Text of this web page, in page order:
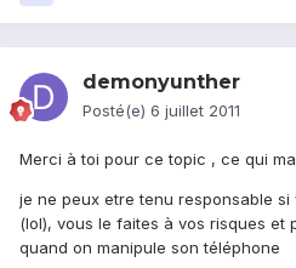
demonyunther
Posté(e) 6 juillet 2011
Merci à toi pour ce topic , ce qui
je ne peux etre tenu responsable
(lol), vous le faites à vos risques et
quand on manipule son téléphone